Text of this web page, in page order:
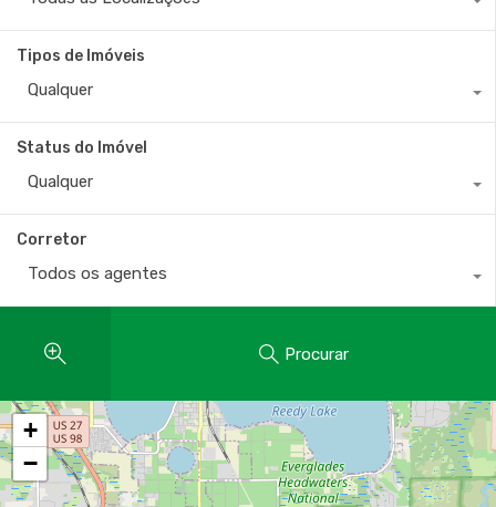
Tipos de Imóveis
Qualquer
Status do Imóvel
Qualquer
Corretor
Todos os agentes
Procurar
+
−